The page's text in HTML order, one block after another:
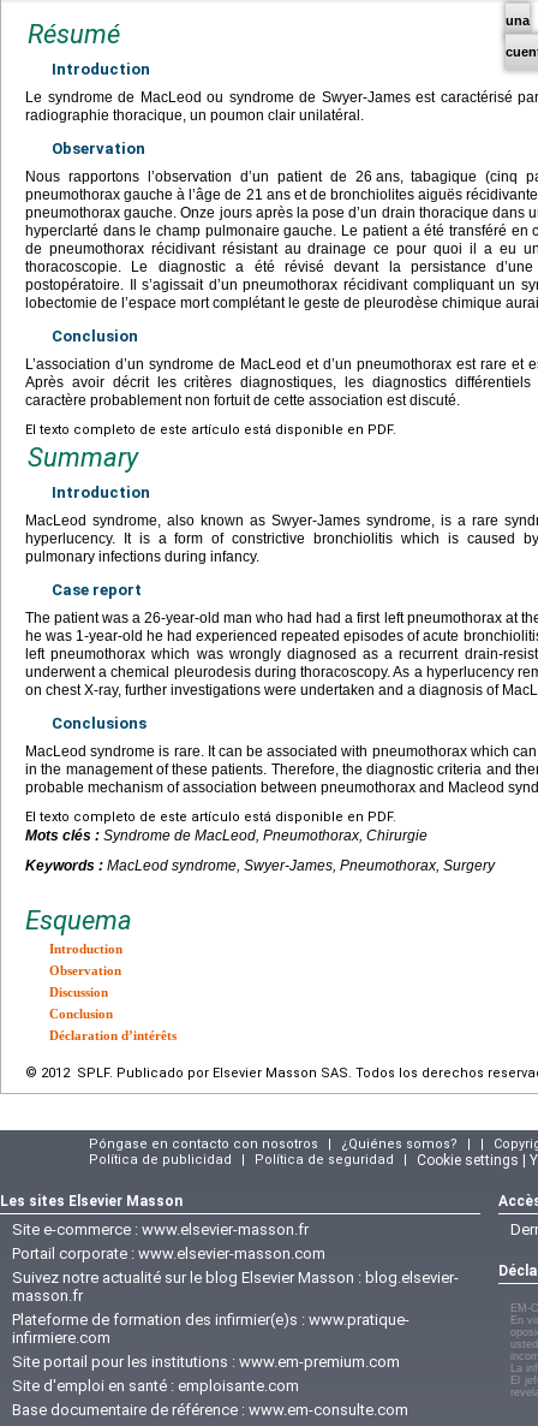
una
Résumé
Introduction
Le syndrome de MacLeod ou syndrome de Swyer-James est caractérisé
radiographie thoracique, un poumon clair unilatéral.
Observation
Nous rapportons l’observation d’un patient de 26 ans, tabagique (cinq
pneumothorax gauche à l’âge de 21 ans et de bronchiolites aiguës
pneumothorax gauche. Onze jours après la pose d’un drain thoracique dans
hyperclarté dans le champ pulmonaire gauche. Le patient a été transféré en
de pneumothorax récidivant résistant au drainage ce pour quoi il a eu
thoracoscopie. Le diagnostic a été révisé devant la persistance
postopératoire. Il s’agissait d’un pneumothorax récidivant compliquant un
lobectomie de l’espace mort complétant le geste de pleurodèse chimique
Conclusion
L’association d’un syndrome de MacLeod et d’un pneumothorax est rare et
Après avoir décrit les critères diagnostiques, les diagnostics
caractère probablement non fortuit de cette association est discuté.
El texto completo de este artículo está disponible en PDF.
Summary
Introduction
MacLeod syndrome, also known as Swyer-James syndrome, is a rare
hyperlucency. It is a form of constrictive bronchiolitis which is caused
pulmonary infections during infancy.
Case report
The patient was a 26-year-old man who had had a first left pneumothorax at
he was 1-year-old he had experienced repeated episodes of acute
left pneumothorax which was wrongly diagnosed as a recurrent drain-
underwent a chemical pleurodesis during thoracoscopy. As a hyperlucency
on chest X-ray, further investigations were undertaken and a diagnosis of
Conclusions
MacLeod syndrome is rare. It can be associated with pneumothorax which
in the management of these patients. Therefore, the diagnostic criteria and
probable mechanism of association between pneumothorax and Macleod
El texto completo de este artículo está disponible en PDF.
Mots clés : Syndrome de MacLeod, Pneumothorax, Chirurgie
Keywords : MacLeod syndrome, Swyer-James, Pneumothorax, Surgery
Esquema
Introduction
Observation
Discussion
Conclusion
Déclaration d’intérêts
© 2012 SPLF. Publicado por Elsevier Masson SAS. Todos los derechos
Póngase en contacto con nosotros | ¿Quiénes somos? | |
Política de publicidad
| Política de seguridad | Cookie settings |
Les sites Elsevier Masson
Site e-commerce : www.elsevier-masson.fr
Portail corporate : www.elsevier-masson.com
Suivez notre actualité sur le blog Elsevier Masson : blog.elsevier-
masson.fr
Plateforme de formation des infirmier(e)s : www.pratique-
infirmiere.com
Site portail pour les institutions : www.em-premium.com
Site d'emploi en santé : emploisante.com
Base documentaire de référence : www.em-consulte.com
EM-
En
La
El